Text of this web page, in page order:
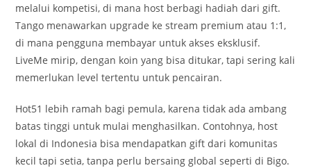
melalui kompetisi, di mana host berbagi hadiah dari gift.
Tango menawarkan upgrade ke stream premium atau 1:1,
di mana pengguna membayar untuk akses eksklusif.
LiveMe mirip, dengan koin yang bisa ditukar, tapi sering kali
memerlukan level tertentu untuk pencairan.
Hot51 lebih ramah bagi pemula, karena tidak ada ambang
batas tinggi untuk mulai menghasilkan. Contohnya, host
lokal di Indonesia bisa mendapatkan gift dari komunitas
kecil tapi setia, tanpa perlu bersaing global seperti di Bigo.